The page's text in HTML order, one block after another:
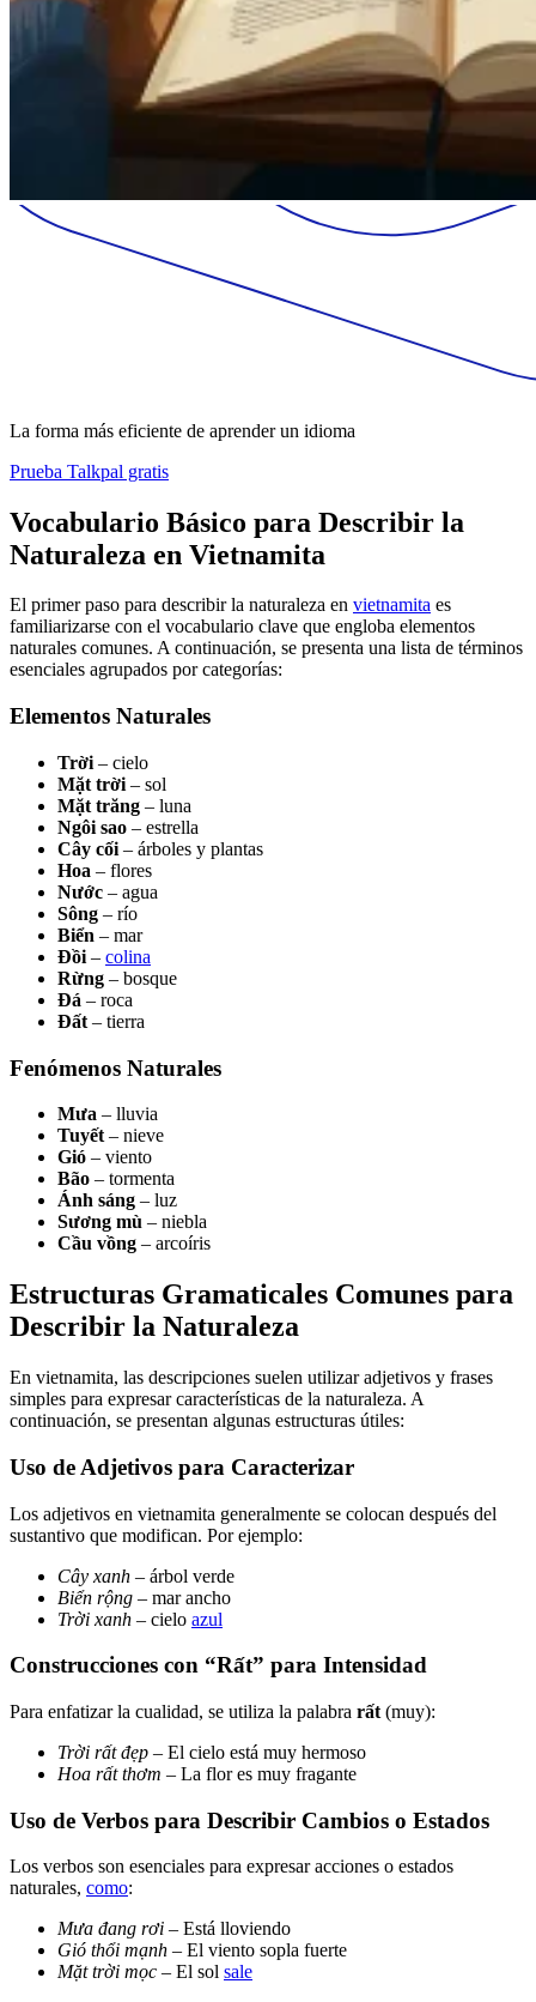
La forma más eficiente de aprender un idioma
Prueba Talkpal gratis
Vocabulario Básico para Describir la
Naturaleza en Vietnamita
El primer paso para describir la naturaleza en vietnamita es
familiarizarse con el vocabulario clave que engloba elementos
naturales comunes. A continuación, se presenta una lista de términos
esenciales agrupados por categorías:
Elementos Naturales
Trời – cielo
Mặt trời – sol
Mặt trăng – luna
Ngôi sao – estrella
Cây cối – árboles y plantas
Hoa – flores
Nước – agua
Sông – río
Biển – mar
Đồi – colina
Rừng – bosque
Đá – roca
Đất – tierra
Fenómenos Naturales
Mưa – lluvia
Tuyết – nieve
Gió – viento
Bão – tormenta
Ánh sáng – luz
Sương mù – niebla
Cầu vồng – arcoíris
Estructuras Gramaticales Comunes para
Describir la Naturaleza
En vietnamita, las descripciones suelen utilizar adjetivos y frases
simples para expresar características de la naturaleza. A
continuación, se presentan algunas estructuras útiles:
Uso de Adjetivos para Caracterizar
Los adjetivos en vietnamita generalmente se colocan después del
sustantivo que modifican. Por ejemplo:
Cây xanh – árbol verde
Biển rộng – mar ancho
Trời xanh – cielo azul
Construcciones con “Rất” para Intensidad
Para enfatizar la cualidad, se utiliza la palabra rất (muy):
Trời rất đẹp – El cielo está muy hermoso
Hoa rất thơm – La flor es muy fragante
Uso de Verbos para Describir Cambios o Estados
Los verbos son esenciales para expresar acciones o estados
naturales, como:
Mưa đang rơi – Está lloviendo
Gió thổi mạnh – El viento sopla fuerte
Mặt trời mọc – El sol sale